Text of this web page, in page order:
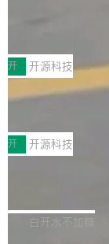
不完。」5T 来自免
ve JH71XX 的设备
64 STAR64，以及
-2024 和 C23 编程
_linux(8) 增强了
括 epoll（围绕
列、...
案
享会在上海举办。
台鲸鸿动能协同华
发者及生态伙伴，
完整能力版图——
营、到IAA游戏的“
广告协同的全链路
的出海增长布局。
责人在开场致辞中
已不再是“多一个投
开 开源科技
技嘉X3D系列再
面向AMD Ryzen
列主板阵容迎来新
X3D。作为面向主
产品，B850
D平台优化上的技
更稳定、更高效的
开 开源科技
Zadig v5.0 发布
我们团队这几天最
好，是 AI 写得太
白开水不加糖